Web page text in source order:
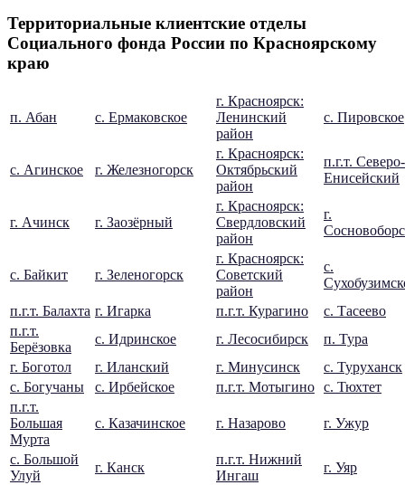
Территориальные клиентские отделы
Социального фонда России по Красноярскому
краю
п. Абан с. Ермаковское
г. Красноярск:
Ленинский
район
с. Пировское
с. Агинское г. Железногорск
г. Красноярск:
Октябрьский
район
п.г.т. Северо-
Енисейский
г. Ачинск г. Заозёрный
г. Красноярск:
Свердловский
район
г.
с. Байкит г. Зеленогорск
г. Красноярск:
Советский
район
с.
п.г.т. Балахта г. Игарка п.г.т. Курагино
с. Тасеево
п.г.т.
Берёзовка
с. Идринское г. Лесосибирск
п. Тура
г. Боготол
г. Иланский г. Минусинск
с. Туруханск
с. Богучаны
с. Ирбейское п.г.т. Мотыгино с. Тюхтет
п.г.т.
Большая
Мурта
с. Казачинское г. Назарово г. Ужур
с. Большой
Улуй
г. Канск
п.г.т. Нижний
Ингаш
г. Уяр